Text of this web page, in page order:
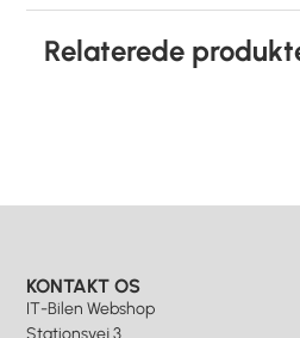
Relaterede
KONTAKT OS
IT-Bilen Webshop